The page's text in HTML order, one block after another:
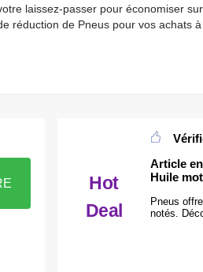
laissez-passer pour économiser
réduction de Pneus pour vos achats
Hot
Deal
Article
Huile
Pneus
notés.